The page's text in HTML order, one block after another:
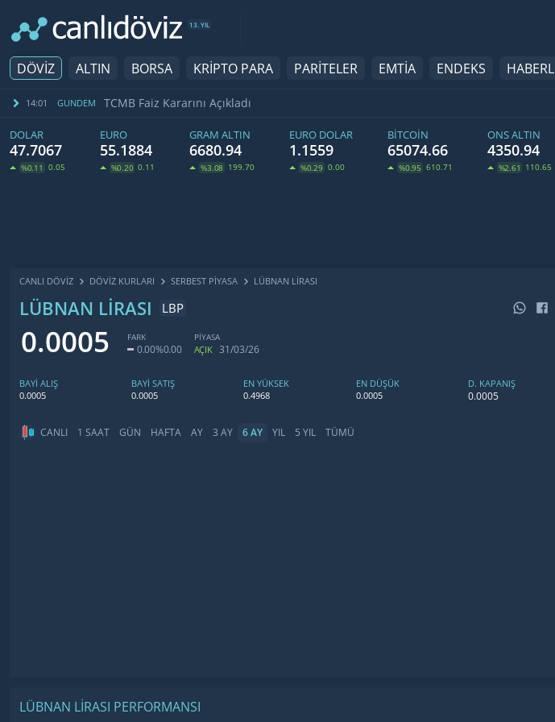
13. YIL
DÖVİZ ALTIN BORSA KRİPTO PARA PARİTELER EMTİA ENDEKS
14:01 GUNDEM TCMB Faiz Kararını Açıkladı
DOLAR
47.7067
%0.11 0.05
EURO
55.1884
%0.20 0.11
GRAM ALTIN
6680.94
%3.08 199.70
EURO DOLAR
1.1559
%0.29 0.00
BITCOIN
65074.66
%0.95 610.71
ONS ALTIN
4350.94
%2.61 110.65
CANLI DÖVİZ DÖVIZ KURLARI SERBEST PIYASA LÜBNAN LIRASI
LÜBNAN LIRASI LBP
0.0005 FARK
0.00%0.00
PİYASA
AÇIK 31/03/26
BAYİ ALIŞ
0.0005
BAYİ SATIŞ
0.0005
EN YÜKSEK
0.4968
EN DÜŞÜK
0.0005
D. KAPANIŞ
0.0005
CANLI 1 SAAT GÜN HAFTA AY 3 AY 6 AY YIL 5 YIL TÜMÜ
LÜBNAN LIRASI PERFORMANSI